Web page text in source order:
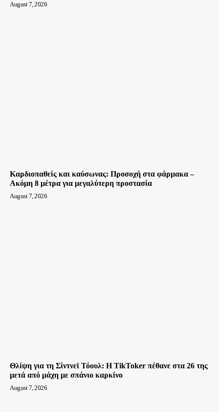
August 7, 2026
Καρδιοπαθείς και καύσωνας: Προσοχή στα φάρμακα –
Ακόμη 8 μέτρα για μεγαλύτερη προστασία
August 7, 2026
Θλίψη για τη Σίντνεϊ Τόουλ: Η TikToker πέθανε στα 26 της
μετά από μάχη με σπάνιο καρκίνο
August 7, 2026